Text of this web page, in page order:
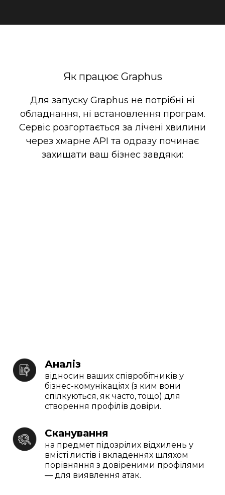
Як працює Graphus
Для запуску Graphus не потрібні ні
обладнання, ні встановлення програм.
Сервіс розгортається за лічені хвилини
через хмарне API та одразу починає
захищати ваш бізнес завдяки:
Аналіз
відносин ваших співробітників у
бізнес-комунікаціях (з ким вони
спілкуються, як часто, тощо) для
створення профілів довіри.
Сканування
на предмет підозрілих відхилень у
вмісті листів і вкладеннях шляхом
порівняння з довіреними профілями
— для виявлення атак.